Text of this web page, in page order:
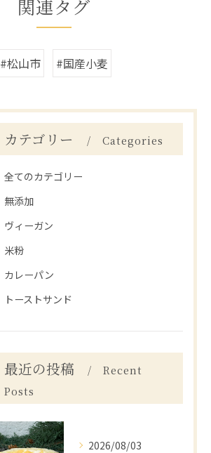
関連タグ
#松山市 #国産小麦
カテゴリー Categories
全てのカテゴリー
無添加
ヴィーガン
米粉
カレーパン
トーストサンド
最近の投稿
Recent
Posts
2026/08/03